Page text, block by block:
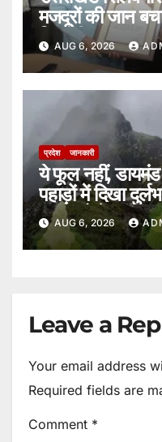
मजदूरों की जान
मिला वीरता पदक।
AUG 6, 2026
प्रदेश जानकारी
ये फूल नहीं,
पहाड़ों में दिखा
15 सालों में एक
AUG 6, 2026
Leave a
Your email address
Required fields are
Comment *